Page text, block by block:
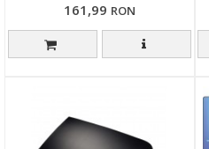
161,99 RON